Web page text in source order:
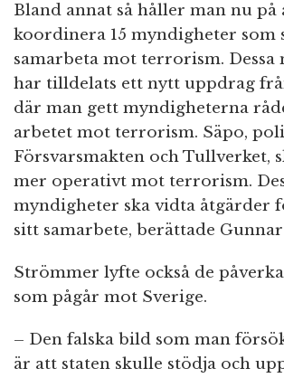
Bland annat så håller man nu på
koordinera 15 myndigheter som
samarbeta mot terrorism. Dessa
har tilldelats ett nytt uppdrag
där man gett myndigheterna
arbetet mot terrorism. Säpo,
Försvarsmakten och Tullverket,
mer operativt mot terrorism.
myndigheter ska vidta åtgärder
sitt samarbete, berättade
Strömmer lyfte också de
som pågår mot Sverige.
– Den falska bild som man
är att staten skulle stödja och